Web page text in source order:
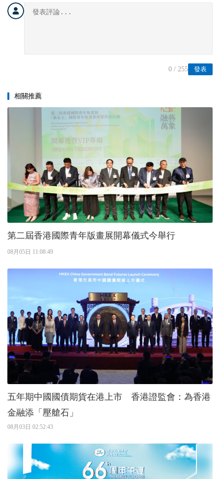
發表
0 / 255
相關推薦
第二屆香港國際青年版畫展開幕儀式今舉行
08月05日 11:08:49
五年期中國國債期貨在港上市 香港證監會：為香港
金融添「壓艙石」
08月03日 02:52:43